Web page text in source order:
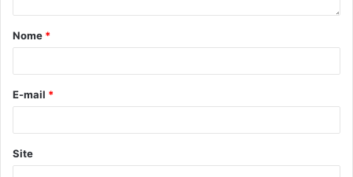
Nome *
E-mail *
Site